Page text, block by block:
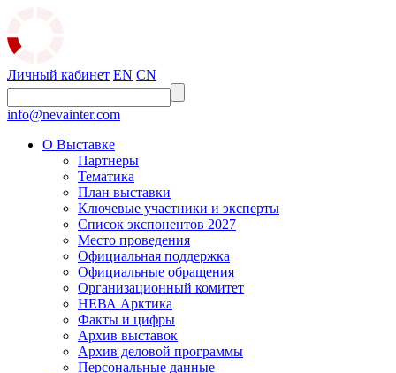
Личный кабинет EN CN
info@nevainter.com
О Выставке
Партнеры
Тематика
План выставки
Ключевые участники и эксперты
Список экспонентов 2027
Место проведения
Официальная поддержка
Официальные обращения
Организационный комитет
НЕВА Арктика
Факты и цифры
Архив выставок
Архив деловой программы
Персональные данные